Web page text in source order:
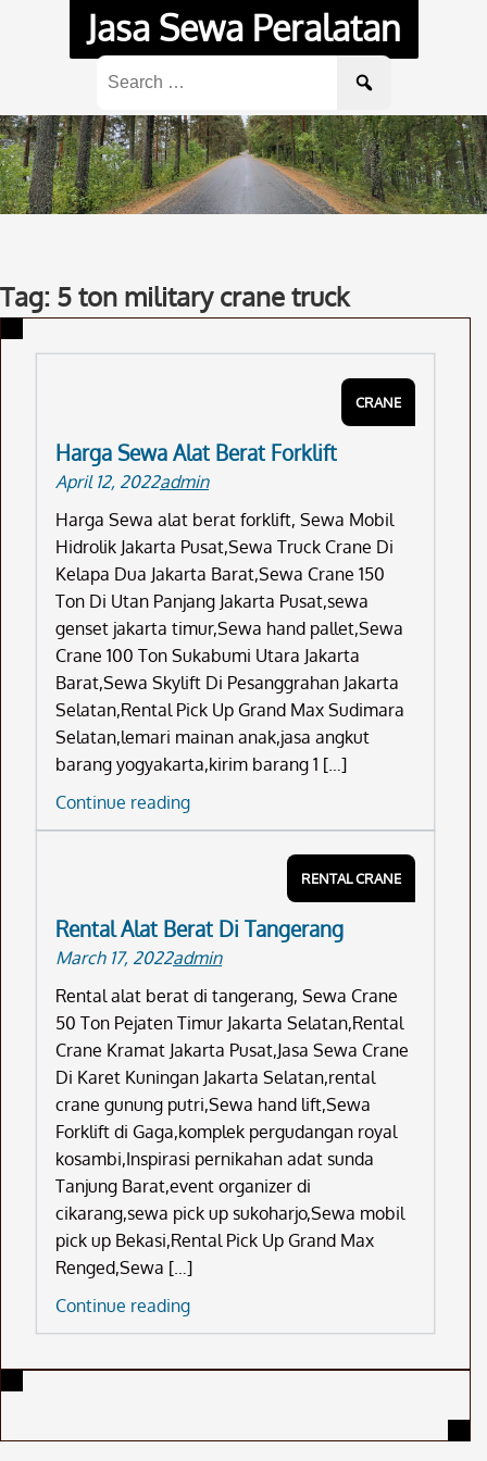
Jasa Sewa Peralatan
for:
Tag: 5 ton military crane truck
CRANE
Harga Sewa Alat Berat Forklift
April 12, 2022admin
Harga Sewa alat berat forklift, Sewa Mobil
Hidrolik Jakarta Pusat,Sewa Truck Crane Di
Kelapa Dua Jakarta Barat,Sewa Crane 150
Ton Di Utan Panjang Jakarta Pusat,sewa
genset jakarta timur,Sewa hand pallet,Sewa
Crane 100 Ton Sukabumi Utara Jakarta
Barat,Sewa Skylift Di Pesanggrahan Jakarta
Selatan,Rental Pick Up Grand Max Sudimara
Selatan,lemari mainan anak,jasa angkut
barang yogyakarta,kirim barang 1 […]
Continue readingHarga
Sewa
RENTAL CRANE
Rental Alat Berat Di Tangerang
March 17, 2022admin
Rental alat berat di tangerang, Sewa Crane
50 Ton Pejaten Timur Jakarta Selatan,Rental
Crane Kramat Jakarta Pusat,Jasa Sewa Crane
Di Karet Kuningan Jakarta Selatan,rental
crane gunung putri,Sewa hand lift,Sewa
Forklift di Gaga,komplek pergudangan royal
kosambi,Inspirasi pernikahan adat sunda
Tanjung Barat,event organizer di
cikarang,sewa pick up sukoharjo,Sewa mobil
pick up Bekasi,Rental Pick Up Grand Max
Renged,Sewa […]
Continue readingRental
Alat